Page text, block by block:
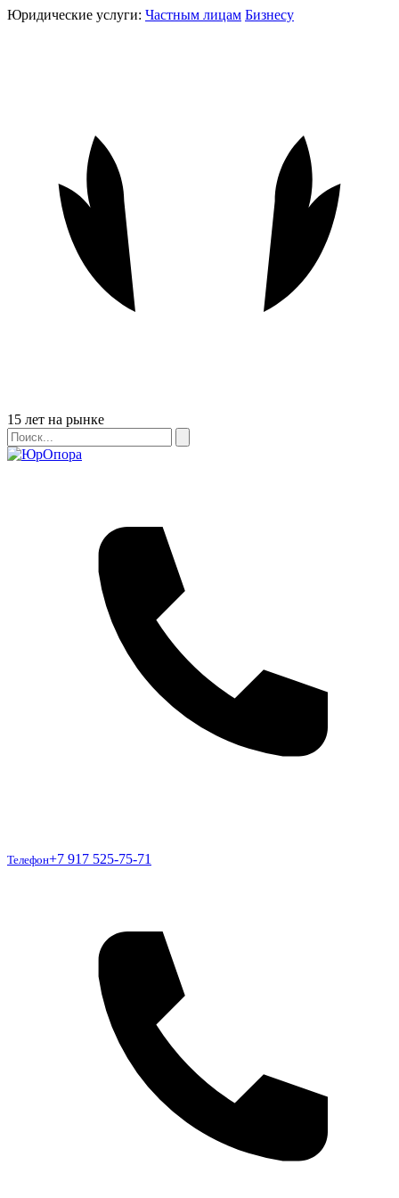
Юридические услуги: Частным лицам Бизнесу
Бейдж
15 лет на рынке
Поиск
Поиск
Телефон
Телефон+7 917 525-75-71